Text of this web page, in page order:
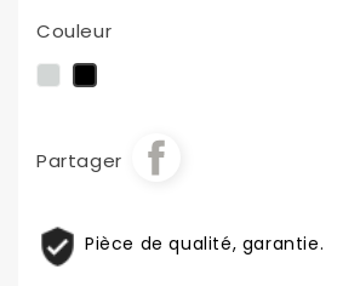
Couleur
Noir
Partager
Pièce de qualité, garantie.